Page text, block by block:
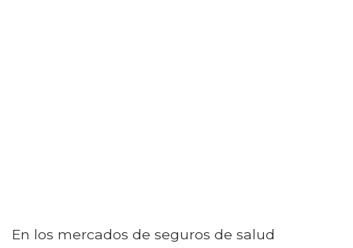
En los mercados de seguros de salud